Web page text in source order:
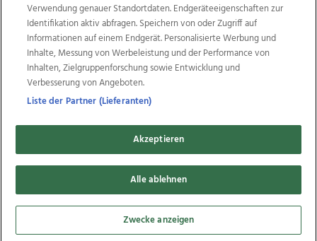
Weitere Angebote des Medienhauses Wimmer
TV1 di-mog-i.at OÖNow
Ischler Woche
Life Radio
OÖNachrichten
OÖN Immobilien
OÖN Karriere
OÖN Reise
Promenaden Galerien
Regionaljobs
wasistlos.at wirtrauern.at
Copyrights © 2026 Tips Zeitungs GmbH & Co KG
developed by
Verwendung genauer Standortdaten. Endgeräteeigenschaften zur
Identifikation aktiv abfragen. Speichern von oder Zugriff auf
Informationen auf einem Endgerät. Personalisierte Werbung und
Inhalte, Messung von Werbeleistung und der Performance von
Inhalten, Zielgruppenforschung sowie Entwicklung und
Verbesserung von Angeboten.
Liste der Partner (Lieferanten)
Akzeptieren
Alle ablehnen
Zwecke anzeigen